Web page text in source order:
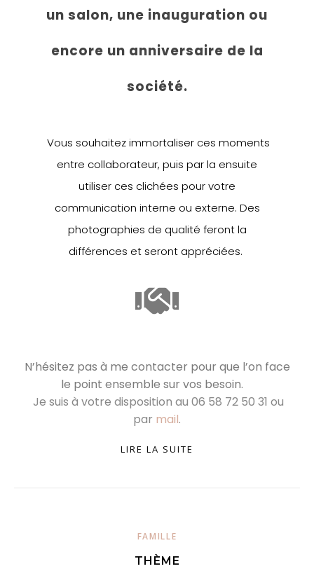
un salon, une inauguration ou
encore un anniversaire de la
société.
Vous souhaitez immortaliser ces moments
entre collaborateur, puis par la ensuite
utiliser ces clichées pour votre
communication interne ou externe. Des
photographies de qualité feront la
différences et seront appréciées.
N’hésitez pas à me contacter pour que l’on face
le point ensemble sur vos besoin.
Je suis à votre disposition au 06 58 72 50 31 ou
par mail.
LIRE LA SUITE
FAMILLE
THÈME